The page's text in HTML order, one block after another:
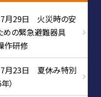
月29日 火災時の安
めの緊急避難器具
作研修
月23日 夏休み特別
）